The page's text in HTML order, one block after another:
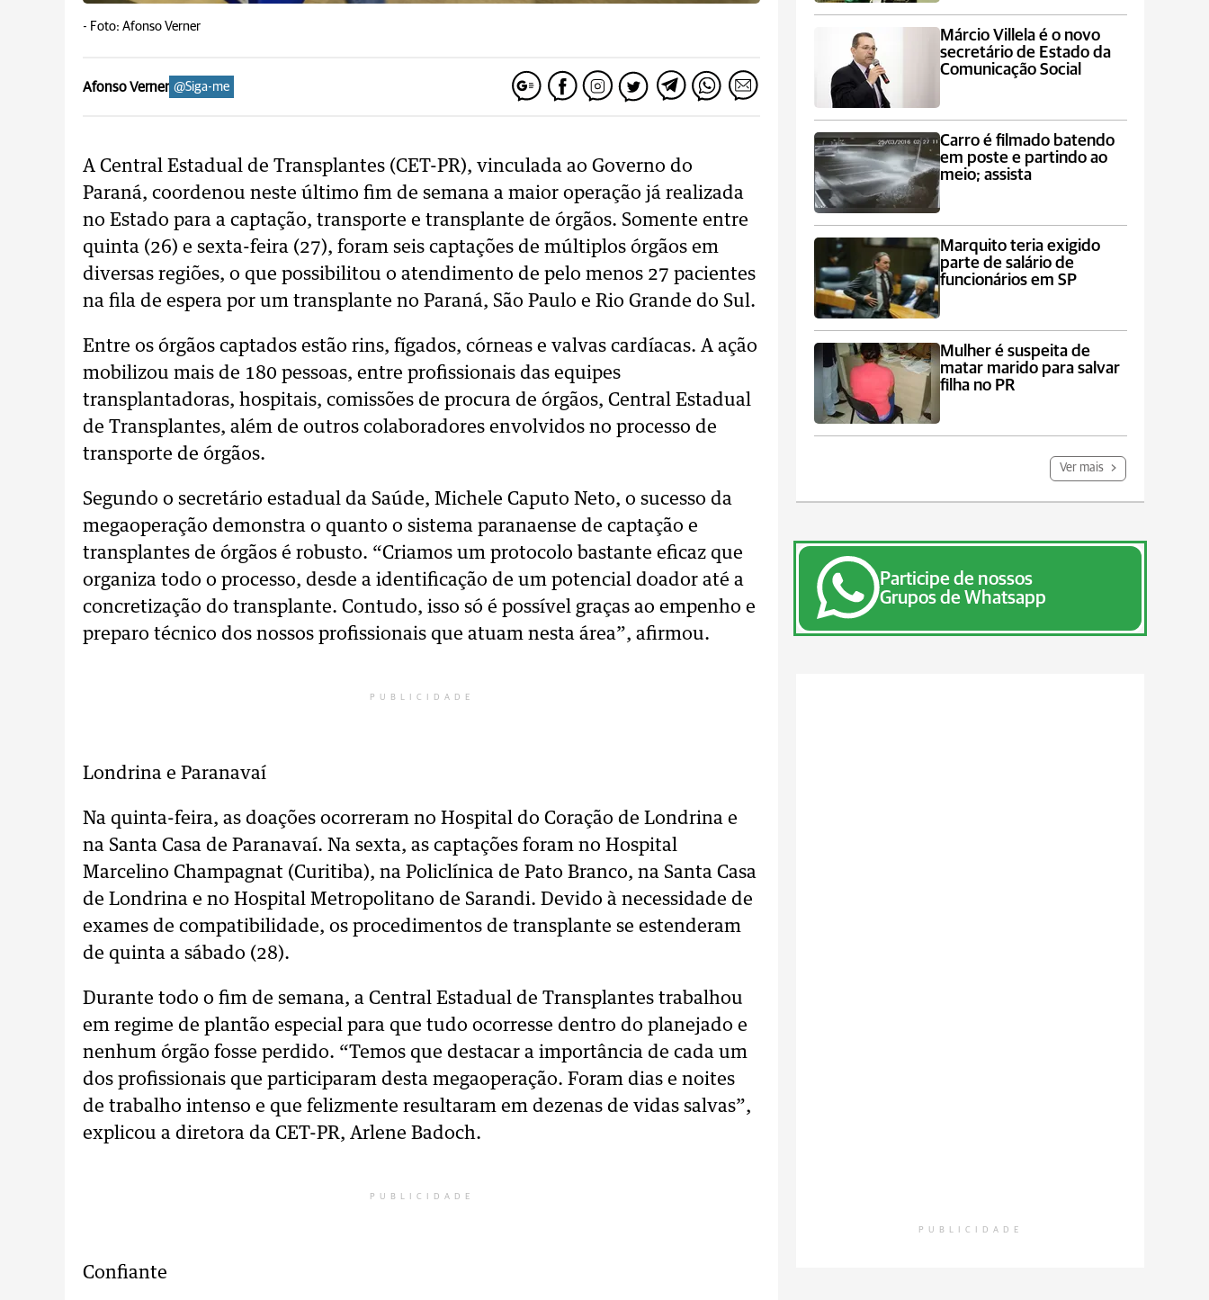
- Foto: Afonso Verner
Afonso Verner @Siga-me
A Central Estadual de Transplantes (CET-PR), vinculada ao Governo do
Paraná, coordenou neste último fim de semana a maior operação já realizada
no Estado para a captação, transporte e transplante de órgãos. Somente entre
quinta (26) e sexta-feira (27), foram seis captações de múltiplos órgãos em
diversas regiões, o que possibilitou o atendimento de pelo menos 27 pacientes
na fila de espera por um transplante no Paraná, São Paulo e Rio Grande do Sul.
Entre os órgãos captados estão rins, fígados, córneas e valvas cardíacas. A ação
mobilizou mais de 180 pessoas, entre profissionais das equipes
transplantadoras, hospitais, comissões de procura de órgãos, Central Estadual
de Transplantes, além de outros colaboradores envolvidos no processo de
transporte de órgãos.
Segundo o secretário estadual da Saúde, Michele Caputo Neto, o sucesso da
megaoperação demonstra o quanto o sistema paranaense de captação e
transplantes de órgãos é robusto. “Criamos um protocolo bastante eficaz que
organiza todo o processo, desde a identificação de um potencial doador até a
concretização do transplante. Contudo, isso só é possível graças ao empenho e
preparo técnico dos nossos profissionais que atuam nesta área”, afirmou.
PUBLICIDADE
Londrina e Paranavaí
Na quinta-feira, as doações ocorreram no Hospital do Coração de Londrina e
na Santa Casa de Paranavaí. Na sexta, as captações foram no Hospital
Marcelino Champagnat (Curitiba), na Policlínica de Pato Branco, na Santa Casa
de Londrina e no Hospital Metropolitano de Sarandi. Devido à necessidade de
exames de compatibilidade, os procedimentos de transplante se estenderam
de quinta a sábado (28).
Durante todo o fim de semana, a Central Estadual de Transplantes trabalhou
em regime de plantão especial para que tudo ocorresse dentro do planejado e
nenhum órgão fosse perdido. “Temos que destacar a importância de cada um
dos profissionais que participaram desta megaoperação. Foram dias e noites
de trabalho intenso e que felizmente resultaram em dezenas de vidas salvas”,
explicou a diretora da CET-PR, Arlene Badoch.
PUBLICIDADE
Confiante
Márcio Villela é o novo
secretário de Estado da
Comunicação Social
Carro é filmado batendo
em poste e partindo ao
meio; assista
Marquito teria exigido
parte de salário de
funcionários em SP
Mulher é suspeita de
matar marido para salvar
filha no PR
Ver mais
Participe de nossos
Grupos de Whatsapp
PUBLICIDADE